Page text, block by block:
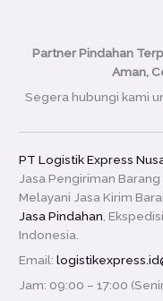
Partner Pindahan
Aman,
Segera hubungi kami
PT Logistik Express
Jasa Pengiriman
Melayani Jasa Kirim
Jasa Pindahan,
Indonesia.
Email:
Jam: 09:00 – 17:00